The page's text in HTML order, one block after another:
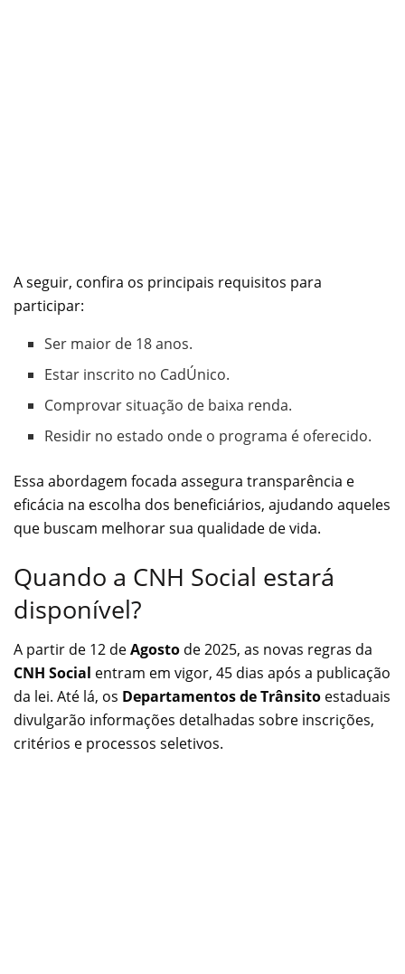
A seguir, confira os principais requisitos para
participar:
Ser maior de 18 anos.
Estar inscrito no CadÚnico.
Comprovar situação de baixa renda.
Residir no estado onde o programa é oferecido.
Essa abordagem focada assegura transparência e
eficácia na escolha dos beneficiários, ajudando aqueles
que buscam melhorar sua qualidade de vida.
Quando a CNH Social estará
disponível?
A partir de 12 deAgosto de 2025, as novas regras da
CNH Social entram em vigor, 45 dias após a publicação
da lei. Até lá, os Departamentos de Trânsito estaduais
divulgarão informações detalhadas sobre inscrições,
critérios e processos seletivos.